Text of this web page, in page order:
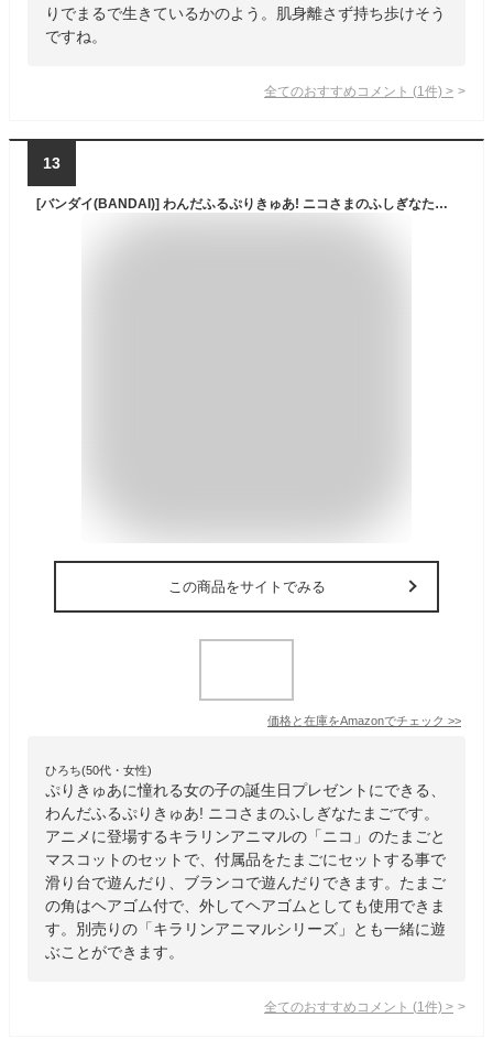
りでまるで生きているかのよう。肌身離さず持ち歩けそう
ですね。
全てのおすすめコメント (1 件) >
13
[バンダイ(BANDAI)] わんだふるぷりきゅあ! ニコさまのふしぎなたまご
この商品をサイトでみる
価格と在庫をAmazonでチェック >>
ひろち(50代・女性)
ぷりきゅあに憧れる女の子の誕生日プレゼントにできる、
わんだふるぷりきゅあ! ニコさまのふしぎなたまごです。
アニメに登場するキラリンアニマルの「ニコ」のたまごと
マスコットのセットで、付属品をたまごにセットする事で
滑り台で遊んだり、ブランコで遊んだりできます。たまご
の角はヘアゴム付で、外してヘアゴムとしても使用できま
す。別売りの「キラリンアニマルシリーズ」とも一緒に遊
ぶことができます。
全てのおすすめコメント (1 件) >